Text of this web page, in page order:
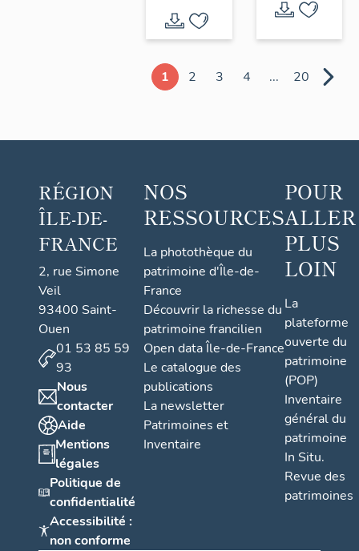
1 2 3 4 ... 20
RÉGION
ÎLE-DE-
FRANCE
2, rue Simone
Veil
93400 Saint-
Ouen
01 53 85 59
93
Nous
contacter
Aide
Mentions
légales
Politique de
confidentialité
Accessibilité :
non conforme
NOS
RESSOURCES
La photothèque du
patrimoine d'Île-de-
France
Découvrir la richesse du
patrimoine francilien
Open data Île-de-France
Le catalogue des
publications
La newsletter
Patrimoines et
Inventaire
POUR
ALLER
PLUS
LOIN
La
plateforme
ouverte du
patrimoine
(POP)
Inventaire
général du
patrimoine
In Situ.
Revue des
patrimoines